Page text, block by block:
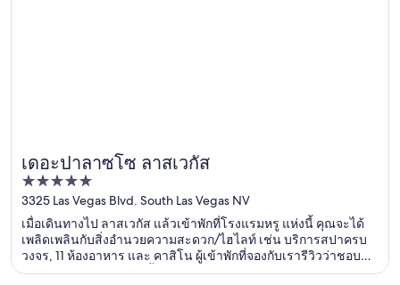
เดอะปาลาซโซ ลาสเวกัส
5
out
of
5
3325 Las Vegas Blvd. South Las Vegas NV
เมื่อเดินทางไป ลาสเวกัส แล้วเข้าพักที่โรงแรมหรู แห่งนี้ คุณจะได้
เพลิดเพลินกับสิ่งอำนวยความสะดวก/ไฮไลท์ เช่น บริการสปาครบ
วงจร, 11 ห้องอาหาร และ คาสิโน ผู้เข้าพักที่จองกับเรารีวิวว่าชอบ
อาหารเช้าและสระว่ายน้ำเป็นพิเศษ ที่เที่ยวยอดนิยมในบริเวณใกล้